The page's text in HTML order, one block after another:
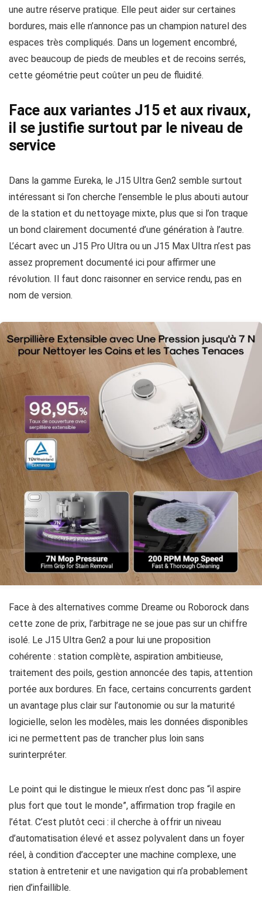
une autre réserve pratique. Elle peut aider sur certaines
bordures, mais elle n’annonce pas un champion naturel des
espaces très compliqués. Dans un logement encombré,
avec beaucoup de pieds de meubles et de recoins serrés,
cette géométrie peut coûter un peu de fluidité.
Face aux variantes J15 et aux rivaux,
il se justifie surtout par le niveau de
service
Dans la gamme Eureka, le J15 Ultra Gen2 semble surtout
intéressant si l’on cherche l’ensemble le plus abouti autour
de la station et du nettoyage mixte, plus que si l’on traque
un bond clairement documenté d’une génération à l’autre.
L’écart avec un J15 Pro Ultra ou un J15 Max Ultra n’est pas
assez proprement documenté ici pour affirmer une
révolution. Il faut donc raisonner en service rendu, pas en
nom de version.
Face à des alternatives comme Dreame ou Roborock dans
cette zone de prix, l’arbitrage ne se joue pas sur un chiffre
isolé. Le J15 Ultra Gen2 a pour lui une proposition
cohérente : station complète, aspiration ambitieuse,
traitement des poils, gestion annoncée des tapis, attention
portée aux bordures. En face, certains concurrents gardent
un avantage plus clair sur l’autonomie ou sur la maturité
logicielle, selon les modèles, mais les données disponibles
ici ne permettent pas de trancher plus loin sans
surinterpréter.
Le point qui le distingue le mieux n’est donc pas “il aspire
plus fort que tout le monde”, affirmation trop fragile en
l’état. C’est plutôt ceci : il cherche à offrir un niveau
d’automatisation élevé et assez polyvalent dans un foyer
réel, à condition d’accepter une machine complexe, une
station à entretenir et une navigation qui n’a probablement
rien d’infaillible.